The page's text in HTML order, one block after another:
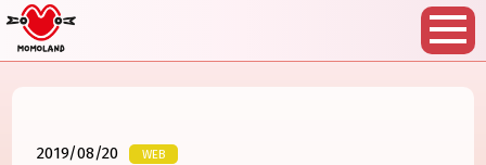
2019/08/20 WEB